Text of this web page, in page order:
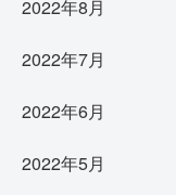
2022年8月
2022年7月
2022年6月
2022年5月